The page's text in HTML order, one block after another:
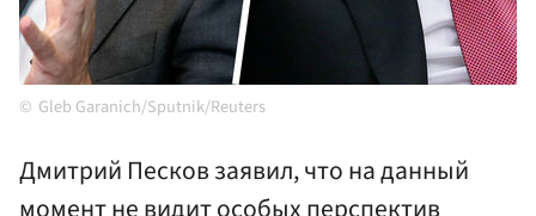
Gleb Garanich/Sputnik/Reuters
Дмитрий Песков заявил, что на данный